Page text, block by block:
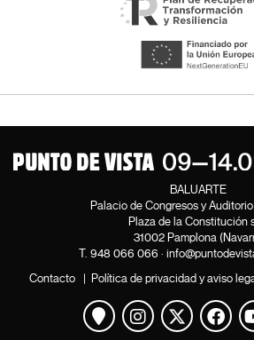
BALUARTE
Palacio de Congresos y
Plaza de la Constitución
31002 Pamplona
T. 948 066 066 ·
Contacto | Política de privacidad y aviso
Ver mapa